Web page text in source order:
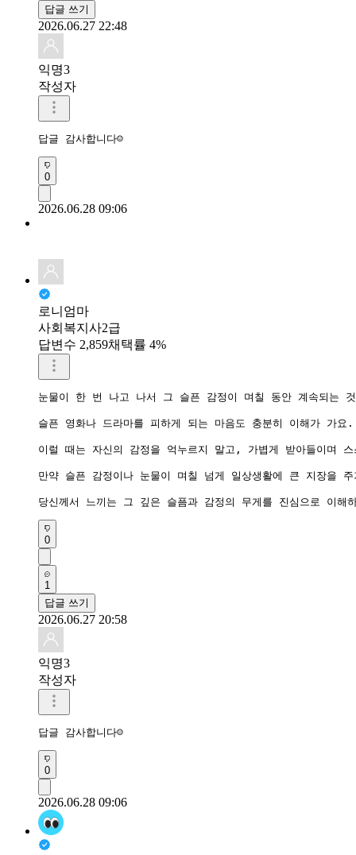
답글 쓰기
2026.06.27 22:48
익명3
작성자
답글 감사합니다☺
0
2026.06.28 09:06
로니엄마
사회복지사2급
답변수 2,859채택률 4%
눈물이 한 번 나고 나서 그 슬픈 감정이 며칠 동안 계속되는
슬픈 영화나 드라마를 피하게 되는 마음도 충분히 이해가 가
이럴 때는 자신의 감정을 억누르지 말고, 가볍게 받아들이며
만약 슬픈 감정이나 눈물이 며칠 넘게 일상생활에 큰 지장을
당신께서 느끼는 그 깊은 슬픔과 감정의 무게를 진심으로 이
0
1
답글 쓰기
2026.06.27 20:58
익명3
작성자
답글 감사합니다☺
0
2026.06.28 09:06